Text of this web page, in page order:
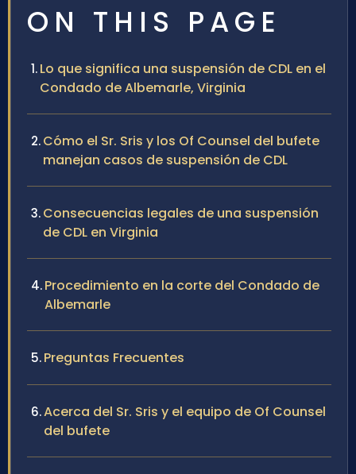
ON THIS PAGE
Lo que significa una suspensión de CDL en el
Condado de Albemarle, Virginia
Cómo el Sr. Sris y los Of Counsel del bufete
manejan casos de suspensión de CDL
Consecuencias legales de una suspensión
de CDL en Virginia
Procedimiento en la corte del Condado de
Albemarle
Preguntas Frecuentes
Acerca del Sr. Sris y el equipo de Of Counsel
del bufete